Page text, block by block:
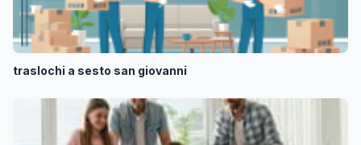
traslochi a sesto san giovanni